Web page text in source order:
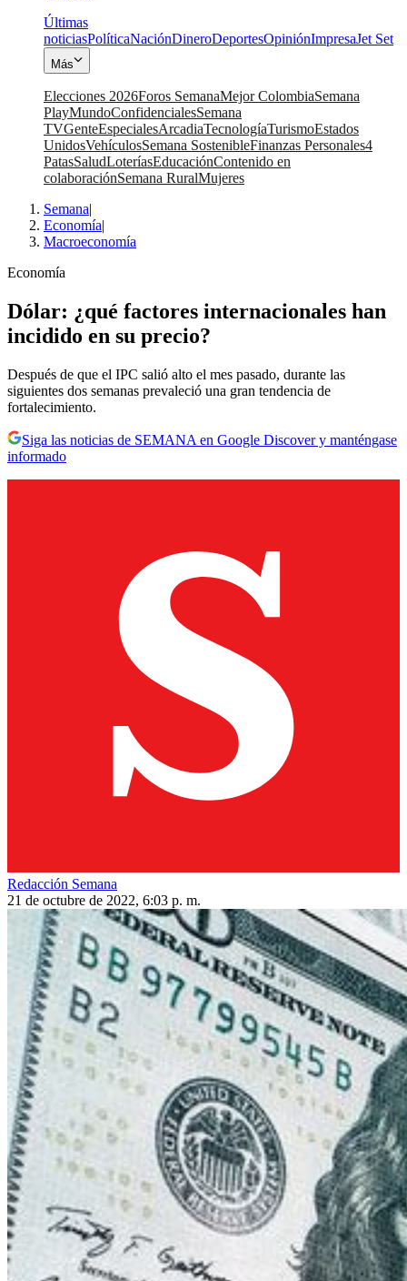
Últimas
noticiasPolíticaNaciónDineroDeportesOpiniónImpresaJet Set
Más
Elecciones 2026Foros SemanaMejor ColombiaSemana
PlayMundoConfidencialesSemana
TVGenteEspecialesArcadiaTecnologíaTurismoEstados
UnidosVehículosSemana SostenibleFinanzas Personales4
PatasSaludLoteríasEducaciónContenido en
colaboraciónSemana RuralMujeres
Semana|
Economía|
Macroeconomía
Economía
Dólar: ¿qué factores internacionales han
incidido en su precio?
Después de que el IPC salió alto el mes pasado, durante las
siguientes dos semanas prevaleció una gran tendencia de
fortalecimiento.
Siga las noticias de SEMANA en Google Discover y manténgase
informado
Redacción Semana
21 de octubre de 2022, 6:03 p. m.